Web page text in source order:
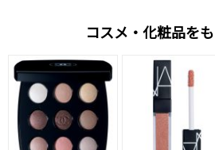
コスメ・化粧品を